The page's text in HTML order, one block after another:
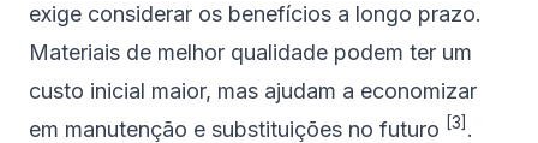
exige considerar os benefícios a longo prazo.
Materiais de melhor qualidade podem ter um
custo inicial maior, mas ajudam a economizar
em manutenção e substituições no futuro [3] .